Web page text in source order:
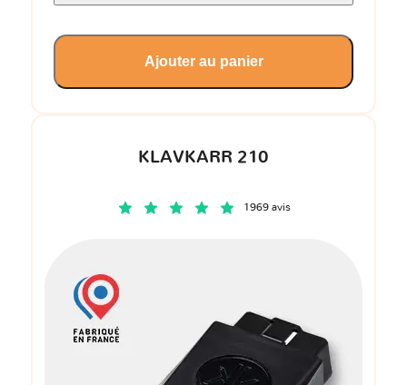
KLAVKARR 210
1969 avis
Ajouter au panier